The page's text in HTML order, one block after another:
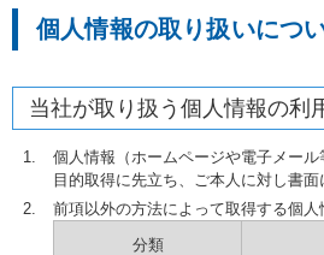
個人情報の取り扱いにつ
当社が取り扱う個人情報の利
個人情報（ホームページや電子メー
目的取得に先立ち、ご本人に対し書面
前項以外の方法によって取得する個人
分類